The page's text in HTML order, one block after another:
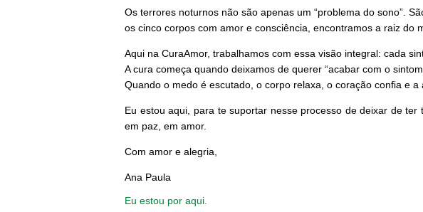
Os terrores noturnos não são apenas um “problema do sono”.
os cinco corpos com amor e consciência, encontramos a raiz do
Aqui na CuraAmor, trabalhamos com essa visão integral: cada
A cura começa quando deixamos de querer “acabar com o
Quando o medo é escutado, o corpo relaxa, o coração confia e a
Eu estou aqui, para te suportar nesse processo de deixar de ter
em paz, em amor.
Com amor e alegria,
Ana Paula
Eu estou por aqui.